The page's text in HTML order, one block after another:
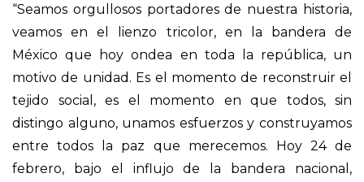
“Seamos orgullosos portadores de nuestra historia,
veamos en el lienzo tricolor, en la bandera de
México que hoy ondea en toda la república, un
motivo de unidad. Es el momento de reconstruir el
tejido social, es el momento en que todos, sin
distingo alguno, unamos esfuerzos y construyamos
entre todos la paz que merecemos. Hoy 24 de
febrero, bajo el influjo de la bandera nacional,